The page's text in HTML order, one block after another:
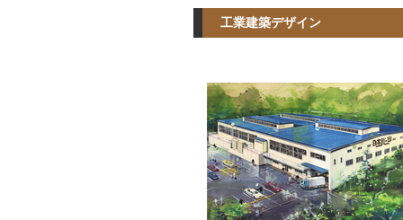
工業建築デザイン